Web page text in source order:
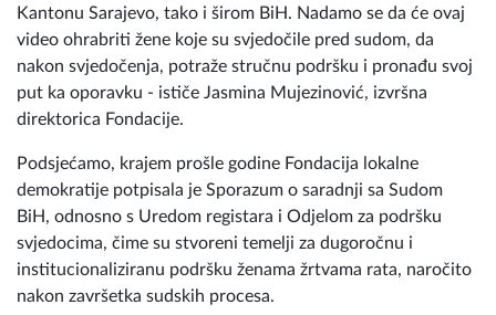
Kantonu Sarajevo, tako i širom BiH. Nadamo se da će ovaj
video ohrabriti žene koje su svjedočile pred sudom, da
nakon svjedočenja, potraže stručnu podršku i pronađu svoj
put ka oporavku - ističe Jasmina Mujezinović, izvršna
direktorica Fondacije.
Podsjećamo, krajem prošle godine Fondacija lokalne
demokratije potpisala je Sporazum o saradnji sa Sudom
BiH, odnosno s Uredom registara i Odjelom za podršku
svjedocima, čime su stvoreni temelji za dugoročnu i
institucionaliziranu podršku ženama žrtvama rata, naročito
nakon završetka sudskih procesa.